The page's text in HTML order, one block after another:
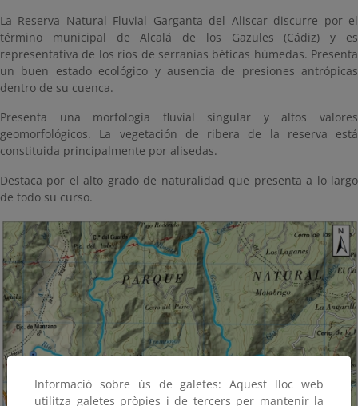
La Reserva Natural Fluvial Garganta del Aliscar discurre por el
término municipal de Alcalá de los Gazules (Cádiz) y es
representativa de los ríos de serranías béticas húmedas. Presenta
un buen estado ecológico y ausencia de presiones antrópicas
dentro de su cuenca.
Presenta una morfología fluvial singular y altos valores
geomorfológicos. La vegetación de ribera de la reserva está
constituida principalmente por alisedas.
Destaca por el alto grado de naturalidad que presenta a lo largo
de todo su curso.
Informació sobre ús de galetes: Aquest lloc web
utilitza galetes pròpies i de tercers per mantenir la